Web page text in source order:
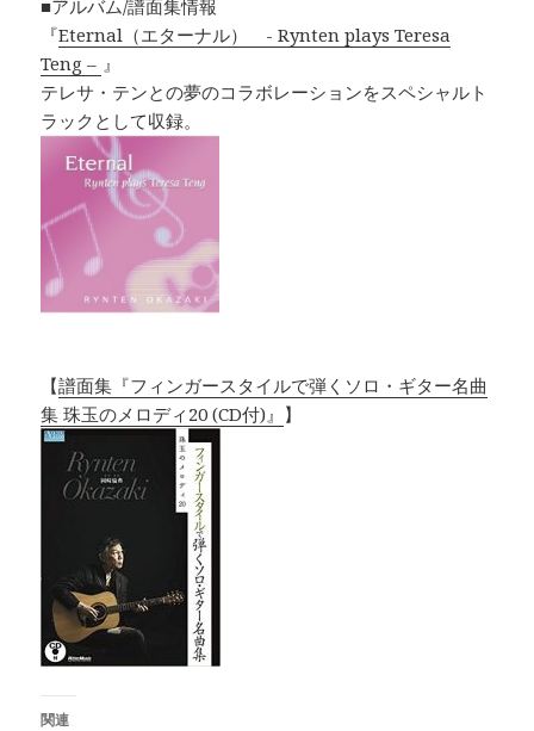
■アルバム/譜面集情報
『Eternal（エターナル） - Rynten plays Teresa
Teng – 』
テレサ・テンとの夢のコラボレーションをスペシャルト
ラックとして収録。
【譜面集『フィンガースタイルで弾くソロ・ギター名曲
集 珠玉のメロディ20 (CD付)』 】
関連